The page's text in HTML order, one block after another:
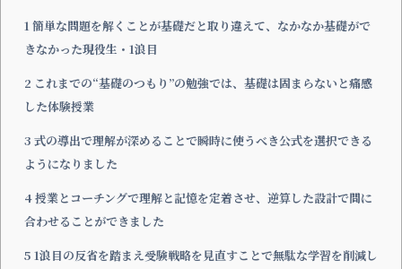
1 簡単な問題を解くことが基礎だと取り違えて、なかなか基礎がで
きなかった現役生・1浪目
2 これまでの“基礎のつもり”の勉強では、基礎は固まらないと痛感
した体験授業
3 式の導出で理解が深めることで瞬時に使うべき公式を選択できる
ようになりました
4授業とコーチングで理解と記憶を定着させ、逆算した設計で間に
合わせることができました
5 1浪目の反省を踏まえ受験戦略を見直すことで無駄な学習を削減し